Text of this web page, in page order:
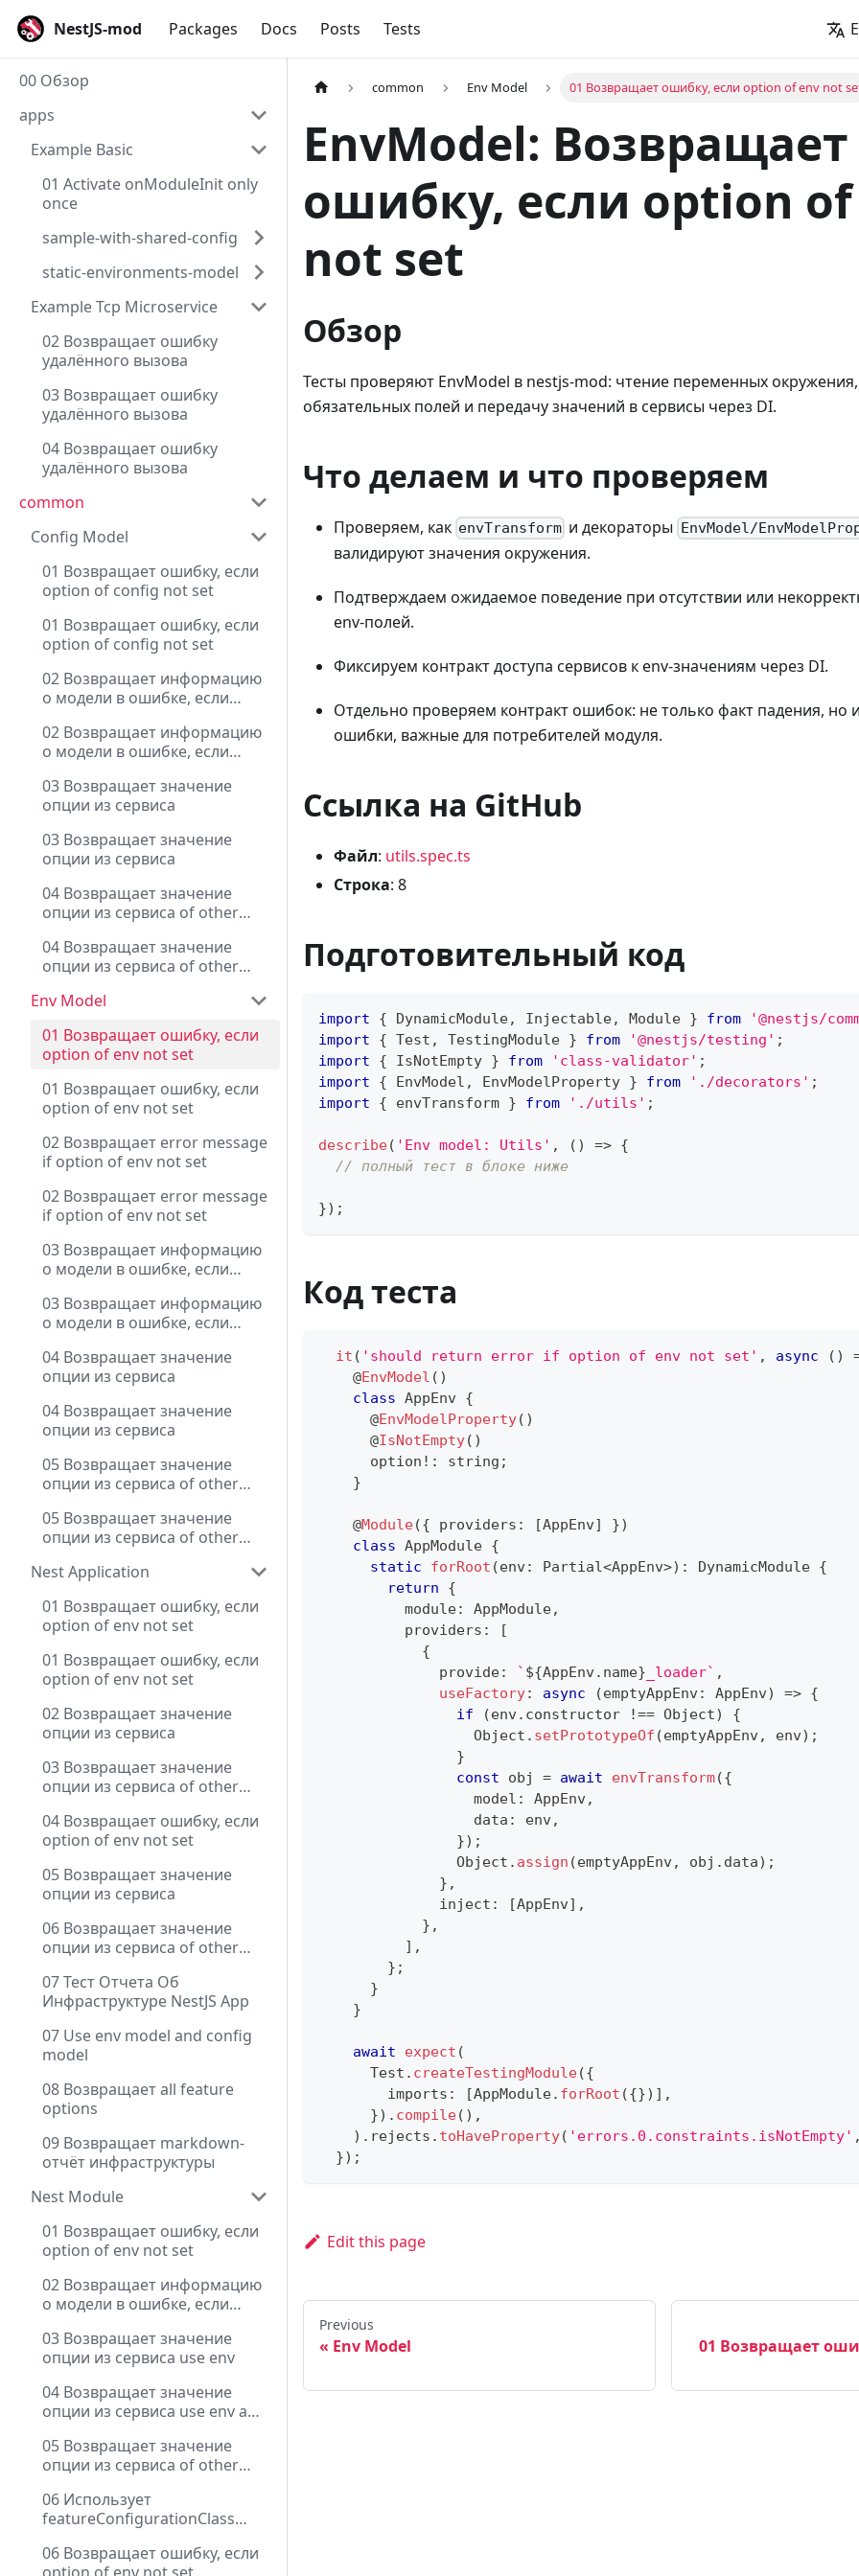
NestJS-mod Packages Docs Posts Tests
00 Обзор
apps
Example Basic
01 Activate onModuleInit only
once
sample-with-shared-config
static-environments-model
Example Tcp Microservice
02 Возвращает ошибку
удалённого вызова
03 Возвращает ошибку
удалённого вызова
04 Возвращает ошибку
удалённого вызова
common
Config Model
01 Возвращает ошибку, если
option of config not set
01 Возвращает ошибку, если
option of config not set
02 Возвращает информацию
о модели в ошибке, если
02 Возвращает информацию
о модели в ошибке, если
03 Возвращает значение
опции из сервиса
03 Возвращает значение
опции из сервиса
04 Возвращает значение
опции из сервиса of other
04 Возвращает значение
опции из сервиса of other
Env Model
01 Возвращает ошибку, если
option of env not set
01 Возвращает ошибку, если
option of env not set
02 Возвращает error message
if option of env not set
02 Возвращает error message
if option of env not set
03 Возвращает информацию
о модели в ошибке, если
03 Возвращает информацию
о модели в ошибке, если
04 Возвращает значение
опции из сервиса
04 Возвращает значение
опции из сервиса
05 Возвращает значение
опции из сервиса of other
05 Возвращает значение
опции из сервиса of other
Nest Application
01 Возвращает ошибку, если
option of env not set
01 Возвращает ошибку, если
option of env not set
02 Возвращает значение
опции из сервиса
03 Возвращает значение
опции из сервиса of other
04 Возвращает ошибку, если
option of env not set
05 Возвращает значение
опции из сервиса
06 Возвращает значение
опции из сервиса of other
07 Тест Отчета Об
Инфраструктуре NestJS App
07 Use env model and config
model
08 Возвращает all feature
options
09 Возвращает markdown-
отчёт инфраструктуры
Nest Module
01 Возвращает ошибку, если
option of env not set
02 Возвращает информацию
о модели в ошибке, если
03 Возвращает значение
опции из сервиса use env
04 Возвращает значение
опции из сервиса use env and
05 Возвращает значение
опции из сервиса of other
06 Использует
featureConfigurationClass
06 Возвращает ошибку, если
common Env Model 01 Возвращает ошибку, если option of env not
EnvModel: Возвращает
ошибку, если option
not set
Обзор
Тесты проверяют EnvModel в nestjs-mod: чтение переменных
обязательных полей и передачу значений в сервисы через DI.
Что делаем и что проверяем
Проверяем, как envTransform и декораторы EnvModel/
валидируют значения окружения.
Подтверждаем ожидаемое поведение при отсутствии или
env-полей.
Фиксируем контракт доступа сервисов к env-значениям через DI.
Отдельно проверяем контракт ошибок: не только факт падения, но
ошибки, важные для потребителей модуля.
Ссылка на GitHub
Файл: utils.spec.ts
Строка: 8
Подготовительный код
import { DynamicModule, Injectable, Module } from
'@nestjs/
import
{ Test , TestingModule } from '@nestjs/testing' ;
import
{ IsNotEmpty } from 'class-validator' ;
import
{ EnvModel , EnvModelProperty } from './decorators' ;
import
{ envTransform } from './utils' ;
describe( 'Env model: Utils' , ( ) => {
// полный тест в блоке ниже
}) ;
Код теста
it ( 'should return error if option of env not set' , async ( )
@EnvModel ( )
class AppEnv {
@EnvModelProperty( )
@IsNotEmpty( )
      option
! : string ;
}
@Module({ providers : [AppEnv] })
class AppModule {
static
forRoot (env: Partial<AppEnv>) : DynamicModule {
return
{
          module
: AppModule,
          providers
:
[
{
              provide
: ` ${AppEnv. name} _loader` ,
useFactory: async (emptyAppEnv: AppEnv) => {
if
(env. constructor !== Object)
{
                  Object
. setPrototypeOf (emptyAppEnv, env) ;
}
const obj = await envTransform({
                  model
: AppEnv,
                  data
: env,
}) ;
                Object
. assign (emptyAppEnv, obj . data) ;
} ,
              inject
: [AppEnv] ,
} ,
] ,
} ;
}
}
await expect (
      Test
. createTestingModule({
        imports
: [AppModule. forRoot ({}) ] ,
}) . compile( ) ,
) . rejects . toHaveProperty( 'errors.0.constraints.isNotEmpty'
}) ;
Edit this page
Previous
Env Model 01 Возвращает